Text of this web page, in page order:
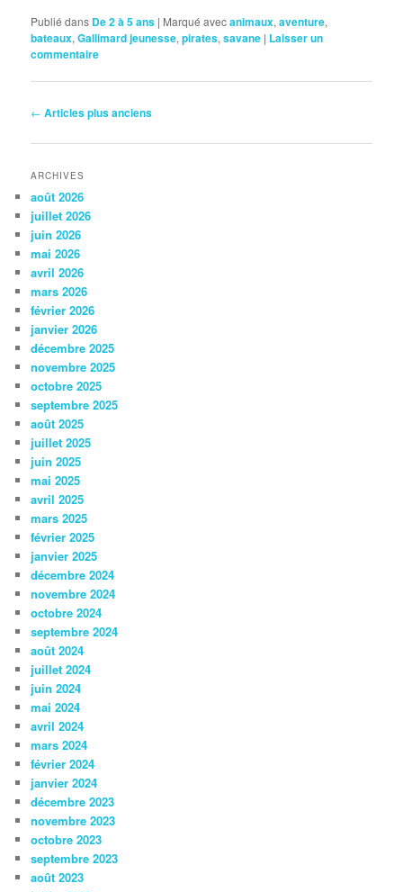
Publié dans De 2 à 5 ans | Marqué avecanimaux,aventure,
bateaux,Gallimard jeunesse,pirates,savane | Laisser un
commentaire
Navigation
articles
← Articles plus anciens
ARCHIVES
août 2026
juillet 2026
juin 2026
mai 2026
avril 2026
mars 2026
février 2026
janvier 2026
décembre 2025
novembre 2025
octobre 2025
septembre 2025
août 2025
juillet 2025
juin 2025
mai 2025
avril 2025
mars 2025
février 2025
janvier 2025
décembre 2024
novembre 2024
octobre 2024
septembre 2024
août 2024
juillet 2024
juin 2024
mai 2024
avril 2024
mars 2024
février 2024
janvier 2024
décembre 2023
novembre 2023
octobre 2023
septembre 2023
août 2023